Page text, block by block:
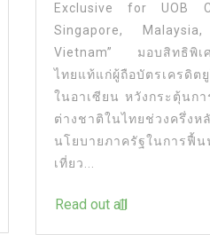
Exclusive for UOB
Singapore,
Vietnam” มอบสิทธิพิเ
ไทยแท้แก่ผู้ถือบัตรเครดิต
ในอาเซียน หวังกระตุ้นกา
ต่างชาติในไทยช่วงครึ่ง
นโยบายภาครัฐในการฟื้น
เที่ยว...
Read out all